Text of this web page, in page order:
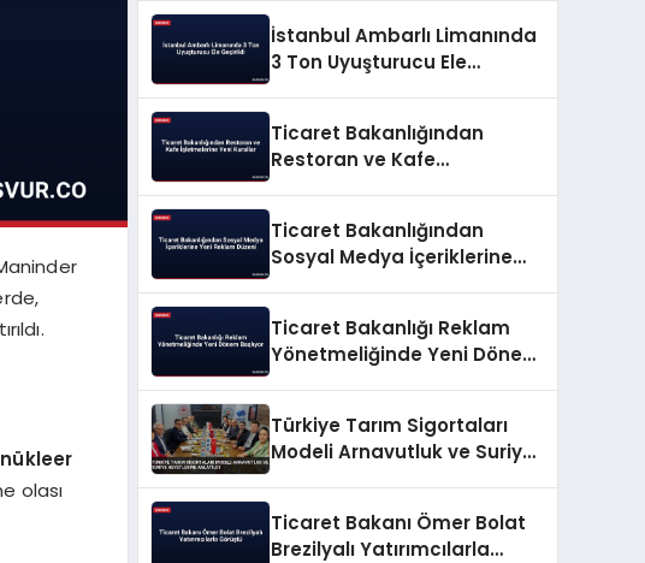
nükleer
olası
İstanbul Ambarlı Limanında
3 Ton Uyuşturucu Ele
Ticaret Bakanlığından
Restoran ve Kafe
Ticaret Bakanlığından
Sosyal Medya İçeriklerine
Ticaret Bakanlığı Reklam
Yönetmeliğinde Yeni Dönem
Türkiye Tarım Sigortaları
Modeli Arnavutluk ve Suriye
Ticaret Bakanı Ömer Bolat
Brezilyalı Yatırımcılarla